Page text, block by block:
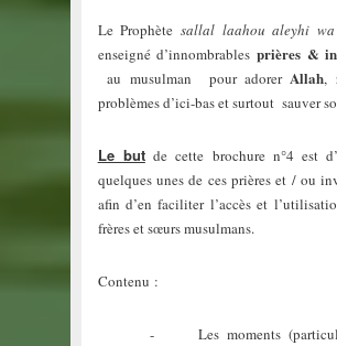
Le Prophète sallal laahou aleyhi
enseigné d’innombrables prières &
au musulman pour adorerAllah,
problèmes d’ici-bas et surtout sauver
Le butde cette brochure n°4 est
quelques unes de ces prières et / ou
afin d’en faciliter l’accès et
frères et sœurs musulmans.
Contenu :
- Les moments